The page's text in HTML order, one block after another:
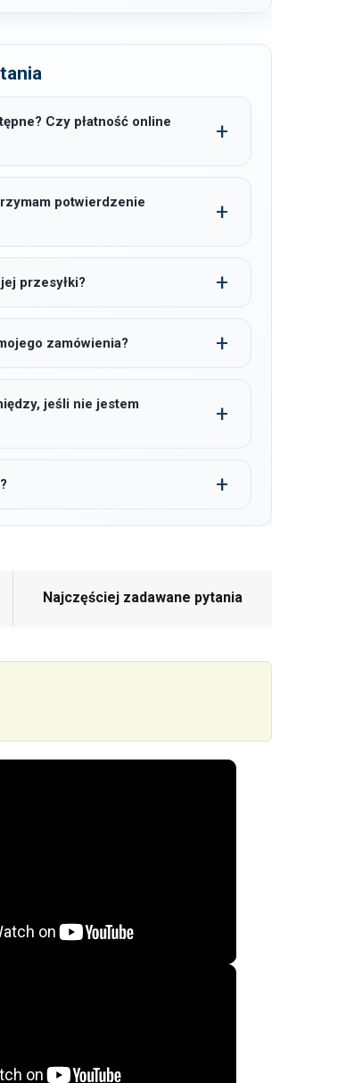
Czy płatność online
potwierdzenie
przesyłki?
zamówienia?
jeśli nie jestem
Najczęściej zadawane pytania